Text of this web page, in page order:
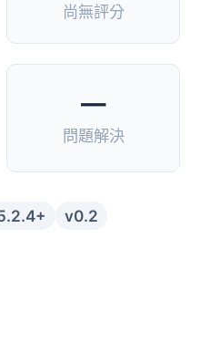
尚無評分
—
問題解決
v0.2